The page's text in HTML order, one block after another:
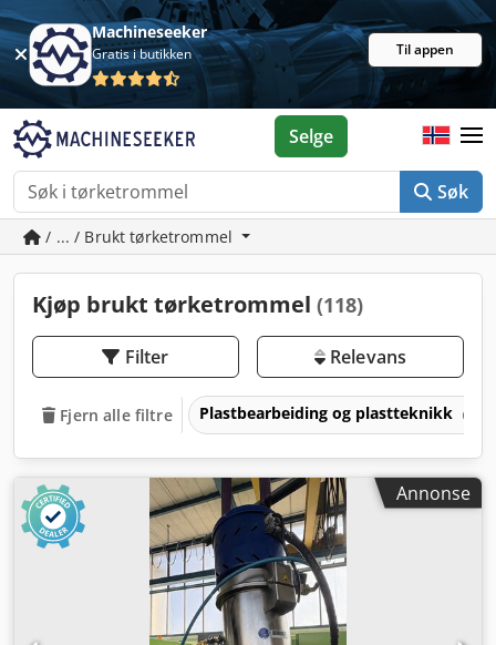
Machineseeker
Gratis i butikken Til appen
Søk
Selge
/ ... / Brukt tørketrommel
Kjøp brukt tørketrommel (118)
Filter Relevans
Fjern alle filtre Plastbearbeiding og plastteknikk
Annonse